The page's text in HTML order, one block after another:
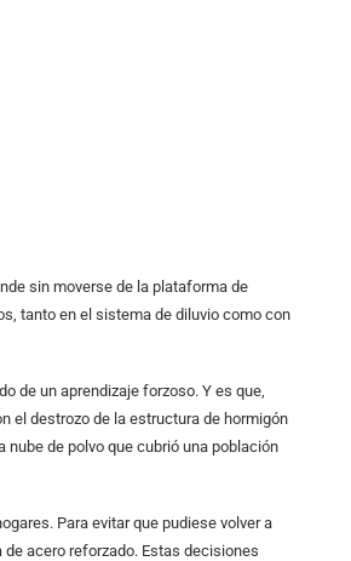
sin moverse de la plataforma de
tanto en el sistema de diluvio como con
de un aprendizaje forzoso. Y es que,
el destrozo de la estructura de hormigón
de polvo que cubrió una población
Para evitar que pudiese volver a
acero reforzado. Estas decisiones